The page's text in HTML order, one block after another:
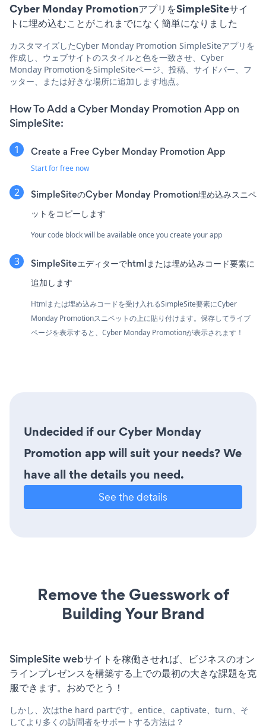
Cyber Monday PromotionアプリをSimpleSiteサイ
トに埋め込むことがこれまでになく簡単になりました
カスタマイズしたCyber Monday Promotion SimpleSiteアプリを
作成し、ウェブサイトのスタイルと色を一致させ、Cyber
Monday PromotionをSimpleSiteページ、投稿、サイドバー、フ
ッター、または好きな場所に追加します地点。
How To Add a Cyber Monday Promotion App on
SimpleSite:
Create a Free Cyber Monday Promotion App
Start for free now
SimpleSiteのCyber Monday Promotion埋め込みスニペ
ットをコピーします
Your code block will be available once you create your app
SimpleSiteエディターでhtmlまたは埋め込みコード要素に
追加します
Htmlまたは埋め込みコードを受け入れるSimpleSite要素にCyber
Monday Promotionスニペットの上に貼り付けます。保存してライブ
ページを表示すると、Cyber Monday Promotionが表示されます！
Undecided if our Cyber Monday
Promotion app will suit your needs? We
have all the details you need.
See the details
Remove the Guesswork of
Building Your Brand
SimpleSite webサイトを稼働させれば、ビジネスのオン
ラインプレゼンスを構築する上での最初の大きな課題を克
服できます。おめでとう！
しかし、次はthe hard partです。entice、captivate、turn、そ
してより多くの訪問者をサポートする方法は？